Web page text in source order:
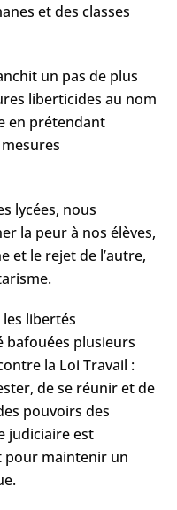
et des classes
un pas de plus
liberticides au nom
en prétendant
lycées, nous
la peur à nos élèves,
et le rejet de l’autre,
les libertés
plusieurs
la Loi Travail :
de se réunir et de
pouvoirs des
judiciaire est
pour maintenir un